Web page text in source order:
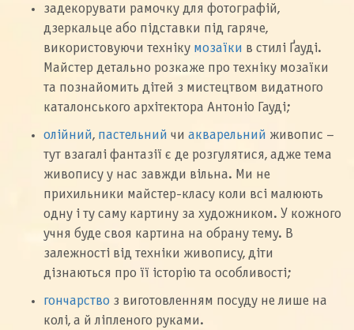
задекорувати рамочку для фотографій,
дзеркальце або підставки під гаряче,
використовуючи техніку мозаїки в стилі Ґауді.
Майстер детально розкаже про техніку мозаїки
та познайомить дітей з мистецтвом видатного
каталонського архітектора Антоніо Гауді;
олійний, пастельний чи акварельний живопис –
тут взагалі фантазії є де розгулятися, адже тема
живопису у нас завжди вільна. Ми не
прихильники майстер-класу коли всі малюють
одну і ту саму картину за художником. У кожного
учня буде своя картина на обрану тему. В
залежності від техніки живопису, діти
дізнаються про її історію та особливості;
гончарство з виготовленням посуду не лише на
колі, а й ліпленого руками.